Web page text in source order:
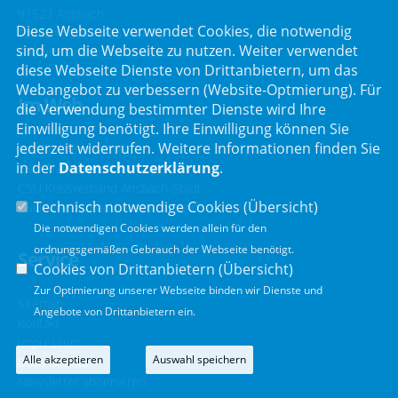
91522 Ansbach
Telefon :0981 466 147 10
E-Mail :landtag@andreasschalk.com
Im Web
Bayerischer Landtag
CSU Fraktion
CSU Kreisverband Ansbach-Land
Service
Sitemap
Kontakt
Impressum
Datenschutz
Diese Webseite verwendet Cookies, die notwendig
sind, um die Webseite zu nutzen. Weiter verwendet
diese Webseite Dienste von Drittanbietern, um das
Webangebot zu verbessern (Website-Optmierung). Für
die Verwendung bestimmter Dienste wird Ihre
Einwilligung benötigt. Ihre Einwilligung können Sie
jederzeit widerrufen. Weitere Informationen finden Sie
in der Datenschutzerklärung.
Technisch notwendige Cookies (Übersicht)
Die notwendigen Cookies werden allein für den
ordnungsgemäßen Gebrauch der Webseite benötigt.
Cookies von Drittanbietern (Übersicht)
Zur Optimierung unserer Webseite binden wir Dienste und
Angebote von Drittanbietern ein.
Alle akzeptieren Auswahl speichern